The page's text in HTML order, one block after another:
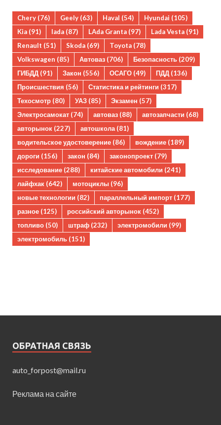
Chery (76) Geely (63) Haval (54) Hyundai (105)
Kia (91) lada (87) LAda Granta (97) Lada Vesta (91)
Renault (51) Skoda (69) Toyota (78)
Volkswagen (85) Автоваз (706) Безопасность (209)
ГИБДД (91) Закон (556) ОСАГО (49) ПДД (136)
Происшествия (56) Статистика и рейтинги (317)
Техосмотр (80) УАЗ (85) Экзамен (57)
Электросамокат (74) автоваз (88) автозапчасти (68)
авторынок (227) автошкола (81)
водительское удостоверение (86) вождение (189)
дороги (156) закон (84) законопроект (79)
исследование (288) китайские автомобили (241)
лайфхак (642) мотоциклы (96)
новые технологии (82) параллельный импорт (177)
разное (125) российский авторынок (452)
топливо (50) штраф (232) электромобили (99)
электромобиль (151)
ОБРАТНАЯ СВЯЗЬ
auto_forpost@mail.ru
Реклама на сайте